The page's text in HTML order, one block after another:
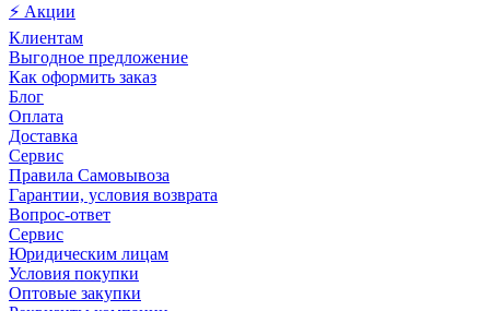
⚡ Акции
Клиентам
Выгодное предложение
Как оформить заказ
Блог
Оплата
Доставка
Сервис
Правила Самовывоза
Гарантии, условия возврата
Вопрос-ответ
Сервис
Юридическим лицам
Условия покупки
Оптовые закупки